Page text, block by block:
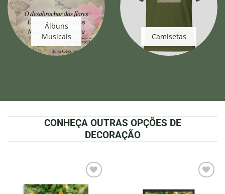
Álbuns
Musicais
Camisetas
CONHEÇA OUTRAS OPÇÕES DE
DECORAÇÃO
Adicionar
à lista de
à lista de